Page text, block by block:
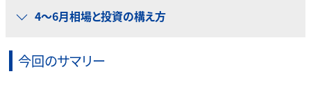
4～6月相場と投資の構え方
今回のサマリー